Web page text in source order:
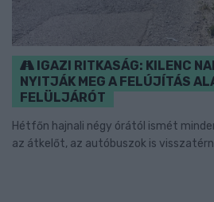
IGAZI RITKASÁG: KILENC
NYITJÁK MEG A FELÚJÍTÁS
FELÜLJÁRÓT
Hétfőn hajnali négy órától ismét
az átkelőt, az autóbuszok is